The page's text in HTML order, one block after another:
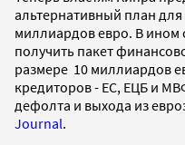
альтернативный план для
миллиардов евро. В ином
получить пакет
размере 10 миллиардов
кредиторов - ЕС, ЕЦБ и
дефолта и выхода из
Journal.